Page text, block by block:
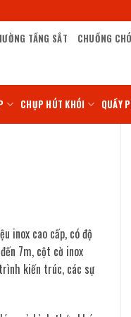
TẦNG SẮT CHUỒNG
CHỤP HÚT KHÓI QUẦY
inox cao cấp, có độ
7m, cột cờ inox
kiến trúc, các sự